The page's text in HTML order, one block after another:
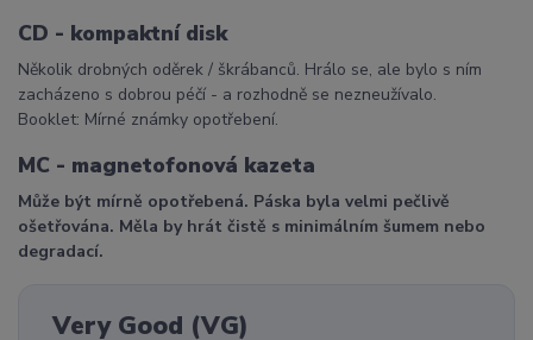
CD - kompaktní disk
Několik drobných oděrek / škrábanců. Hrálo se, ale bylo s ním
zacházeno s dobrou péčí - a rozhodně se nezneužívalo.
Booklet: Mírné známky opotřebení.
MC - magnetofonová kazeta
Může být mírně opotřebená. Páska byla velmi pečlivě
ošetřována. Měla by hrát čistě s minimálním šumem nebo
degradací.
Very Good (VG)